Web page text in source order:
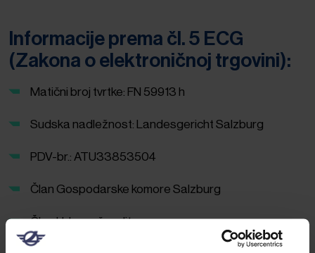
Informacije prema čl. 5 ECG
(Zakona o elektroničnoj trgovini):
Matični broj tvrtke: FN 59913 h
Sudska nadležnost: Landesgericht Salzburg
PDV-br.: ATU33853504
Član Gospodarske komore Salzburg
Član Udruge špeditera